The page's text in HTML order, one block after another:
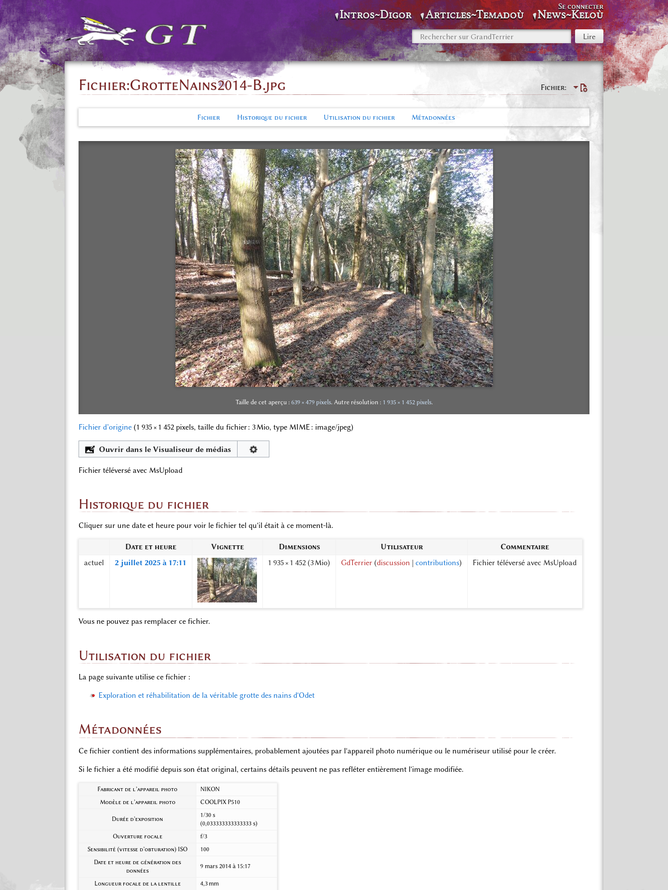
Intros~Digor Articles~Temadoù News~Keloù
Se connecter
Fichier
Fichier:GrotteNains2014-B.jpg
Fichier Historique du fichier Utilisation du fichier Métadonnées
Taille de cet aperçu : 639 × 479 pixels. Autre résolution : 1 935 × 1 452 pixels.
Fichier d’origine (1 935 × 1 452 pixels, taille du fichier : 3 Mio, type MIME : image/jpeg)
Ouvrir dans le Visualiseur de médias
Fichier téléversé avec MsUpload
Historique du fichier
Cliquer sur une date et heure pour voir le fichier tel qu'il était à ce moment-là.
Date et heure Vignette Dimensions Utilisateur
Commentaire
actuel
2 juillet 2025 à 17:11 1 935 × 1 452(3 Mio) GdTerrier (discussion |contributions) Fichier téléversé avec MsUpload
Vous ne pouvez pas remplacer ce fichier.
Utilisation du fichier
La page suivante utilise ce fichier :
Exploration et réhabilitation de la véritable grotte des nains d'Odet
Métadonnées
Ce fichier contient des informations supplémentaires, probablement ajoutées par l'appareil photo numérique ou le numériseur utilisé pour le créer.
Si le fichier a été modifié depuis son état original, certains détails peuvent ne pas refléter entièrement l'image modifiée.
Fabricant de l’appareil photo
NIKON
Modèle de l’appareil photo
COOLPIX P510
Durée d’exposition
1/30 s
(0,033333333333333 s)
Ouverture focale
f/3
Sensibilité (vitesse d’obturation) ISO
100
Date et heure de génération des
données
9 mars 2014 à 15:17
Longueur focale de la lentille 4,3 mm